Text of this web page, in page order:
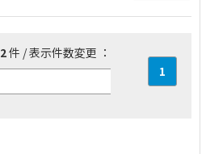
2件 / 表示件数変更 ：
1